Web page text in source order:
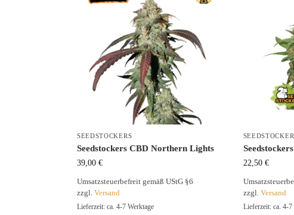
SEEDSTOCKERS
Seedstockers CBD Northern Lights
39,00 €
Umsatzsteuerbefreit gemäß UStG §6
zzgl. Versand
Lieferzeit: ca. 4-7 Werktage
22,50 €
zzgl. Versand
Lieferzeit: ca. 4-7